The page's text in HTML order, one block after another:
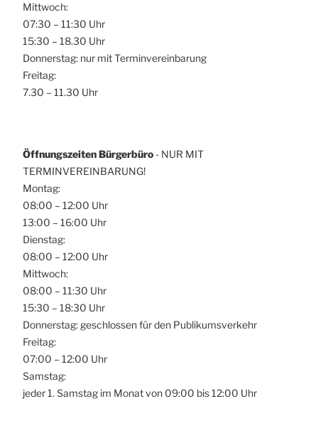
Mittwoch:
07:30 – 11:30 Uhr
15:30 – 18.30 Uhr
Donnerstag: nur mit Terminvereinbarung
Freitag:
7.30 – 11.30 Uhr
Öffnungszeiten Bürgerbüro - NUR MIT
TERMINVEREINBARUNG!
Montag:
08:00 – 12:00 Uhr
13:00 – 16:00 Uhr
Dienstag:
08:00 – 12:00 Uhr
Mittwoch:
08:00 – 11:30 Uhr
15:30 – 18:30 Uhr
Donnerstag: geschlossen für den Publikumsverkehr
Freitag:
07:00 – 12:00 Uhr
Samstag:
jeder 1. Samstag im Monat von 09:00 bis 12:00 Uhr